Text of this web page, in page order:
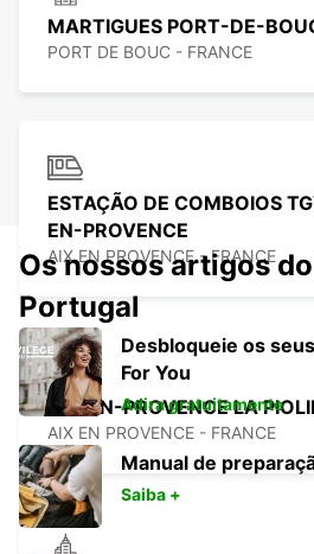
MARTIGUES PORT-DE-
PORT DE BOUC - FRANCE
ESTAÇÃO DE COMBOIOS
EN-PROVENCE
AIX EN PROVENCE - FRANCE
AIX-EN-PROVENCE LA
AIX EN PROVENCE - FRANCE
Os nossos artigos
Portugal
Desbloqueie os
For You
Adira gratuitamente
Manual de
Saiba +